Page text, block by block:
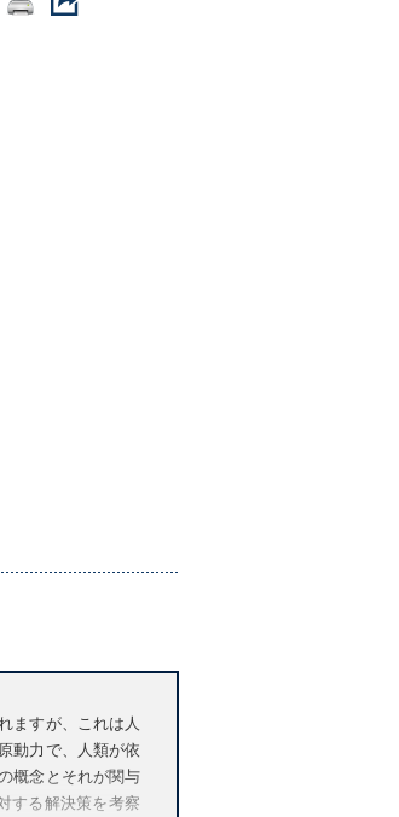
ますが、これは人
動力で、人類が依
概念とそれが関与
する解決策を考察